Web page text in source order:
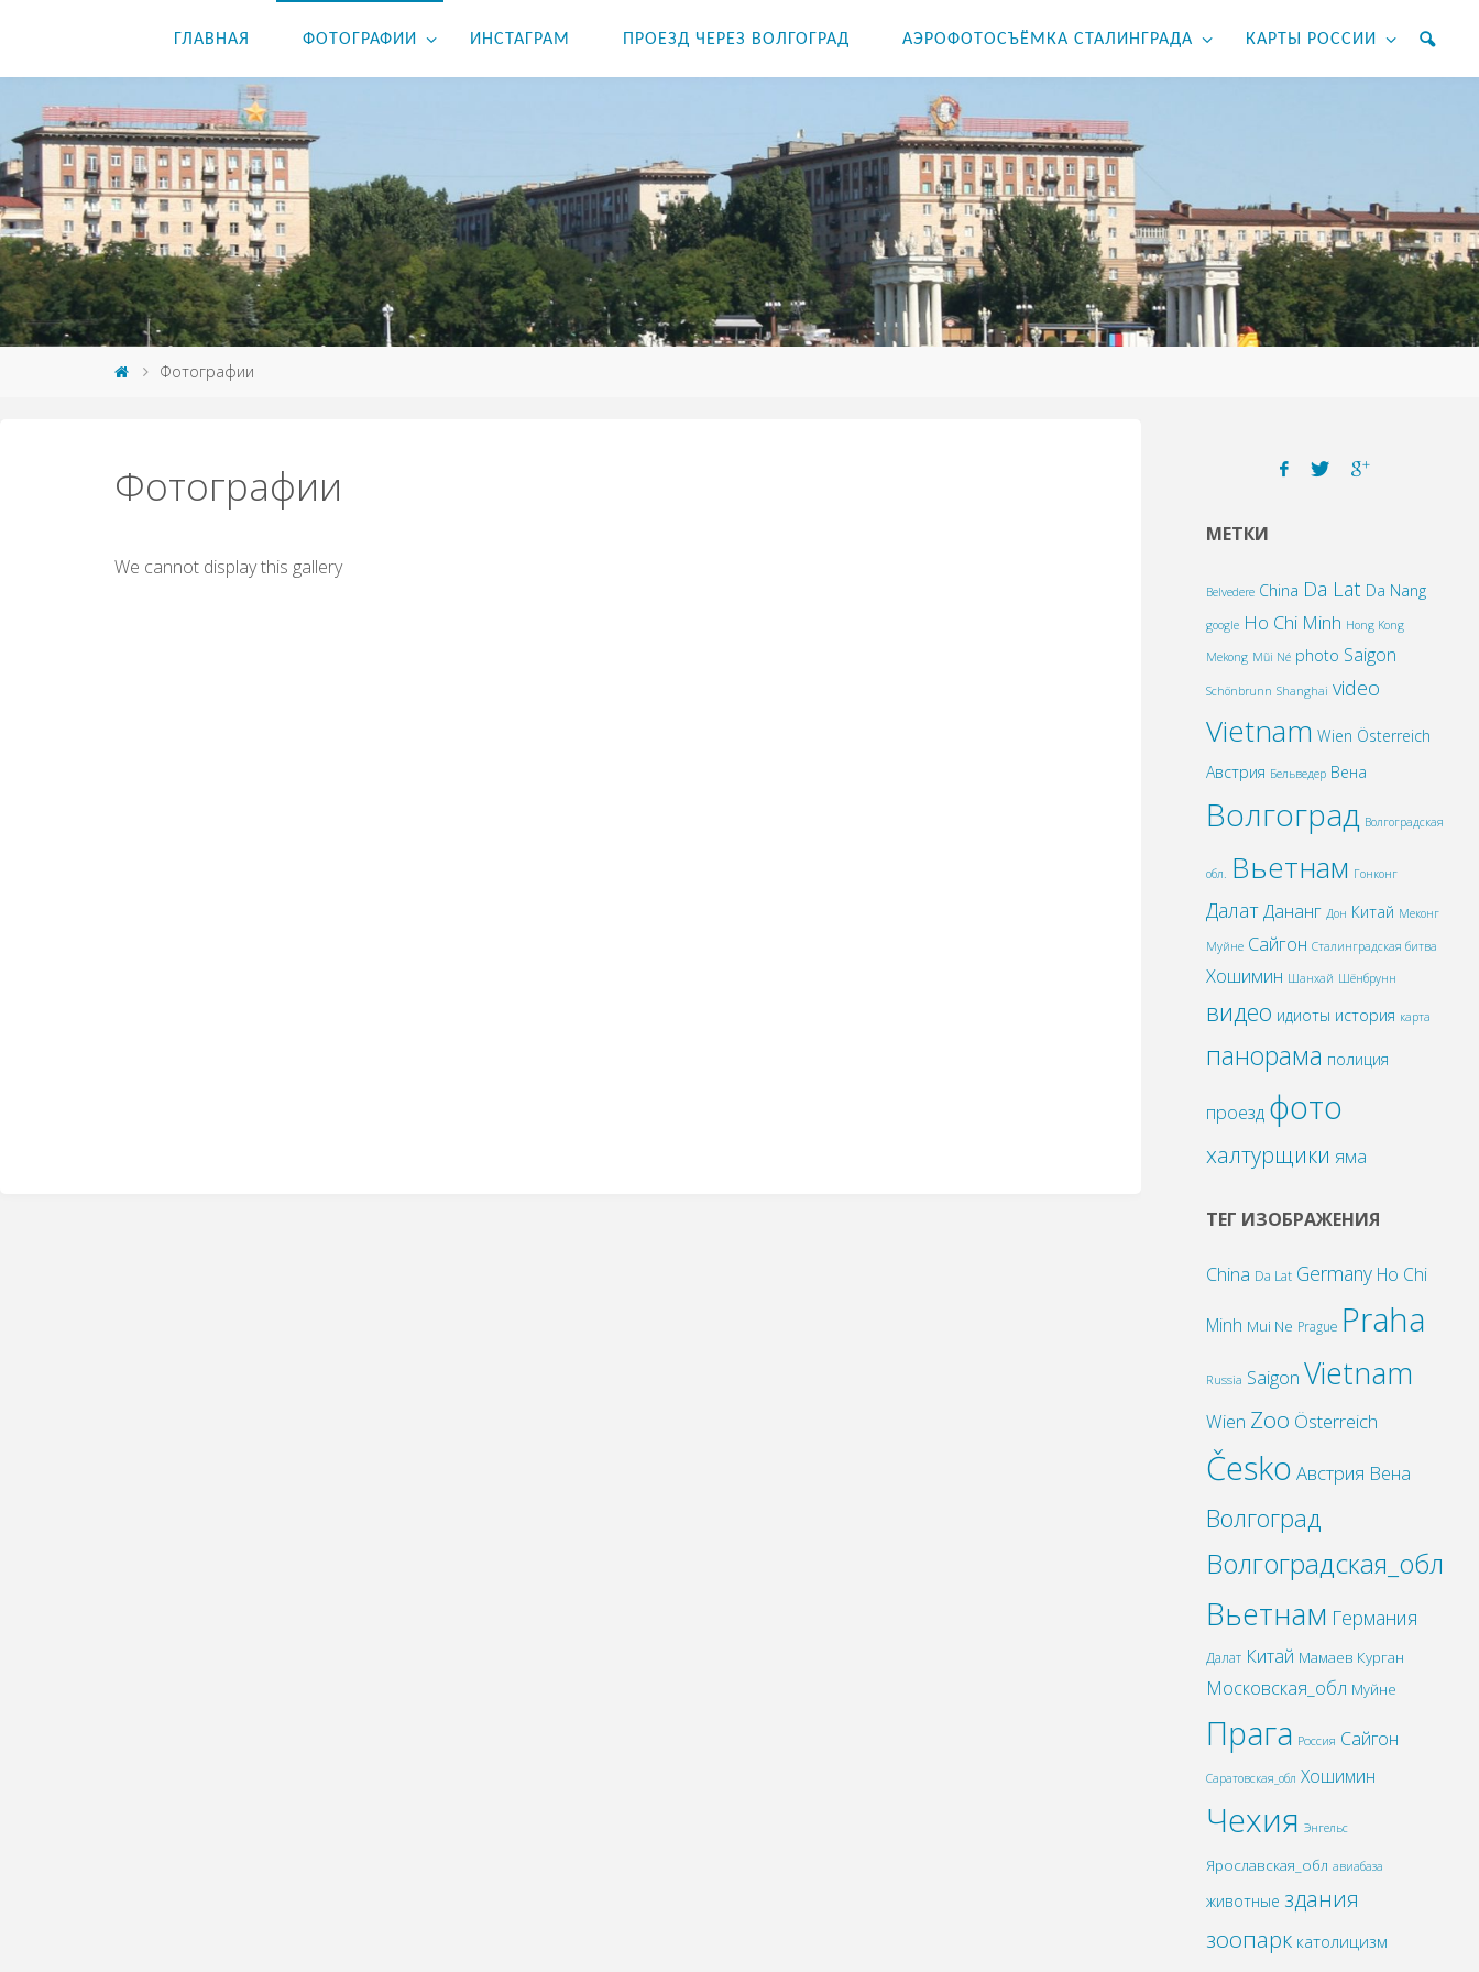
ГЛАВНАЯ ФОТОГРАФИИ ИНСТАГРАМ ПРОЕЗД ЧЕРЕЗ ВОЛГОГРАД АЭРОФОТОСЪЁМКА СТАЛИНГРАДА КАРТЫ РОССИИ
Фотографии
Фотографии
We cannot display this gallery
МЕТКИ
Belvedere China Da Lat Da Nang
google Ho Chi Minh Hong Kong
Mekong Mũi Né photo Saigon
Schönbrunn Shanghai video
Vietnam Wien Österreich
Австрия Бельведер Вена
Волгоград Волгоградская
обл. Вьетнам Гонконг
ДалатДананг Дон Китай Меконг
Муйне Сайгон Сталинградская битва
Хошимин Шанхай Шёнбрунн
видео идиоты история карта
панорама полиция
проезд фото
халтурщики яма
ТЕГ ИЗОБРАЖЕНИЯ
China Da Lat Germany Ho Chi
Minh Mui Ne Prague Praha
Russia Saigon Vietnam
Wien Zoo Österreich
Česko Австрия Вена
Волгоград
Волгоградская_обл
Вьетнам Германия
Далат Китай Мамаев Курган
Московская_обл Муйне
Прага Россия Сайгон
Саратовская_обл Хошимин
Чехия Энгельс
Ярославская_обл авиабаза
животные здания
зоопарк католицизм